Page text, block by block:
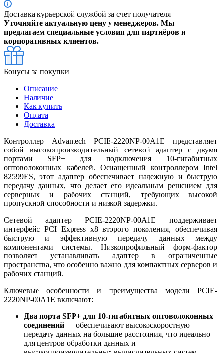
Доставка курьерской службой за счет получателя
Уточняйте актуальную цену у менеджеров. Мы
предлагаем специальные условия для партнёров и
корпоративных клиентов.
Бонусы за покупки
Описание
Наличие
Как купить
Оплата
Доставка
Контроллер Advantech PCIE-2220NP-00A1E представляет
собой высокопроизводительный сетевой адаптер с двумя
портами SFP+ для подключения 10-гигабитных
оптоволоконных кабелей. Оснащенный контроллером Intel
82599ES, этот адаптер обеспечивает надежную и быструю
передачу данных, что делает его идеальным решением для
серверных и рабочих станций, требующих высокой
пропускной способности и низкой задержки.
Сетевой адаптер PCIE-2220NP-00A1E поддерживает
интерфейс PCI Express x8 второго поколения, обеспечивая
быструю и эффективную передачу данных между
компонентами системы. Низкопрофильный форм-фактор
позволяет устанавливать адаптер в ограниченные
пространства, что особенно важно для компактных серверов и
рабочих станций.
Ключевые особенности и преимущества модели PCIE-
2220NP-00A1E включают:
Два порта SFP+ для 10-гигабитных оптоволоконных
соединений — обеспечивают высокоскоростную
передачу данных на большие расстояния, что идеально
для центров обработки данных и